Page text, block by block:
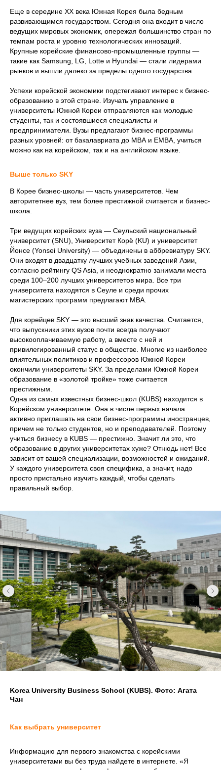
Еще в середине XX века Южная Корея была бедным
развивающимся государством. Сегодня она входит в число
ведущих мировых экономик, опережая большинство стран по
темпам роста и уровню технологических инноваций.
Крупные корейские финансово-промышленные группы —
такие как Samsung, LG, Lotte и Hyundai — стали лидерами
рынков и вышли далеко за пределы одного государства.
Успехи корейской экономики подстегивают интерес к бизнес-
образованию в этой стране. Изучать управление в
университеты Южной Кореи отправляются как молодые
студенты, так и состоявшиеся специалисты и
предприниматели. Вузы предлагают бизнес-программы
разных уровней: от бакалавриата до МВА и EMBA, учиться
можно как на корейском, так и на английском языке.
Выше только SKY
В Корее бизнес-школы — часть университетов. Чем
авторитетнее вуз, тем более престижной считается и бизнес-
школа.
Три ведущих корейских вуза — Сеульский национальный
университет (SNU), Университет Корё (KU) и университет
Йонсе (Yonsei University) — объединены в аббревиатуру SKY.
Они входят в двадцатку лучших учебных заведений Азии,
согласно рейтингу QS Asia, и неоднократно занимали места
среди 100–200 лучших университетов мира. Все три
университета находятся в Сеуле и среди прочих
магистерских программ предлагают МВА.
Для корейцев SKY — это высший знак качества. Считается,
что выпускники этих вузов почти всегда получают
высокооплачиваемую работу, а вместе с ней и
привилегированный статус в обществе. Многие из наиболее
влиятельных политиков и профессоров Южной Кореи
окончили университеты SKY. За пределами Южной Кореи
образование в «золотой тройке» тоже считается
престижным.
Одна из самых известных бизнес-школ (KUBS) находится в
Корейском университете. Она в числе первых начала
активно приглашать на свои бизнес-программы иностранцев,
причем не только студентов, но и преподавателей. Поэтому
учиться бизнесу в KUBS — престижно. Значит ли это, что
образование в других университетах хуже? Отнюдь нет! Все
зависит от вашей специализации, возможностей и ожиданий.
У каждого университета своя специфика, а значит, надо
просто пристально изучить каждый, чтобы сделать
правильный выбор.
Korea University Business School (KUBS). Фото: Агата
Чан
Как выбрать университет
Информацию для первого знакомства с корейскими
университетами вы без труда найдете в интернете. «Я